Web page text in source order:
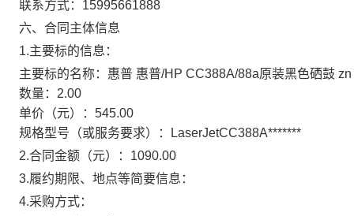
联系方式： 15995661888
六、合同主体信息
1.主要标的信息：
主要标的名称： 惠普 惠普/HP CC388A/88a原装黑色硒鼓 zn
数量： 2.00
单价（元）： 545.00
规格型号（或服务要求）：
LaserJetCC388A*******
2.合同金额（元）： 1090.00
3.履约期限、地点等简要信息：
4.采购方式：